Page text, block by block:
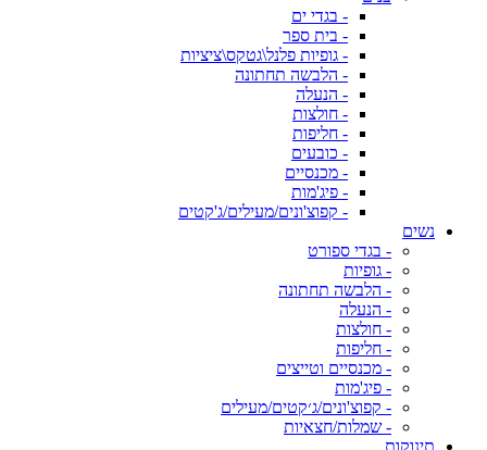
- בגדי ים
- בית ספר
- גופיות פלנל\גטקס\ציציות
- הלבשה תחתונה
- הנעלה
- חולצות
- חליפות
- כובעים
- מכנסיים
- פיג'מות
- קפוצ'ונים/מעילים/ג'קטים
נשים
- בגדי ספורט
- גופיות
- הלבשה תחתונה
- הנעלה
- חולצות
- חליפות
- מכנסיים וטייצים
- פיג'מות
- קפוצ'ונים/ג׳קטים/מעילים
- שמלות/חצאיות
תינוקות